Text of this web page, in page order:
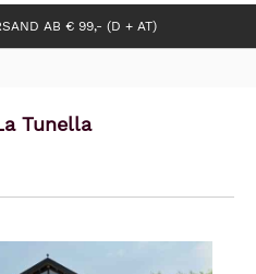
AB € 99,- (D + AT)
Tunella